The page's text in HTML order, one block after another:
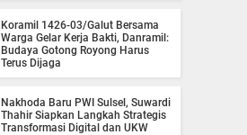
Koramil 1426-03/Galut Bersama
Warga Gelar Kerja Bakti, Danramil:
Budaya Gotong Royong Harus
Terus Dijaga
Nakhoda Baru PWI Sulsel, Suwardi
Thahir Siapkan Langkah Strategis
Transformasi Digital dan UKW